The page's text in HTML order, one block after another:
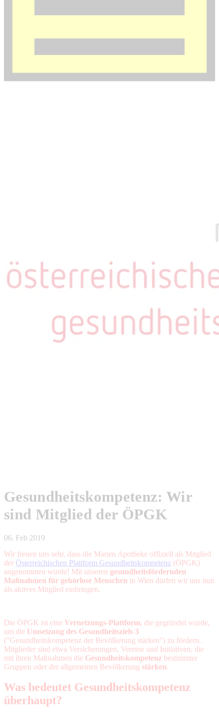
Gesundheitskompetenz: Wir
sind Mitglied der ÖPGK
06. Feb 2019
Wir freuen uns sehr, dass die Marien Apotheke offiziell als Mitglied
der Österreichischen Plattform Gesundheitskompetenz (ÖPGK)
angenommen wurde! Mit unseren gesundheitsfördernden
Maßnahmen für gehörlose Menschen in Wien dürfen wir uns nun
als aktives Mitglied einbringen.
Die ÖPGK ist eine Vernetzungs-Plattform, die gegründet wurde,
um die Umsetzung des Gesundheitsziels 3
("Gesundheitskompetenz der Bevölkerung stärken") zu fördern.
Mitglieder sind etwa Versicherungen, Vereine und Initiativen, die
mit ihren Maßnahmen die Gesundheitskompetenz bestimmter
Gruppen oder der allgemeinen Bevölkerung stärken.
Was bedeutet Gesundheitskompetenz
überhaupt?